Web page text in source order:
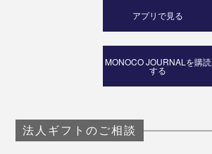
アプリで見る
MONOCO JOURNALを購読
する
法人ギフトのご相談